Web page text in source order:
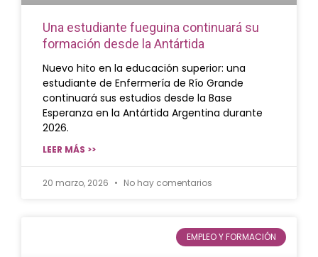
Una estudiante fueguina continuará su
formación desde la Antártida
Nuevo hito en la educación superior: una
estudiante de Enfermería de Río Grande
continuará sus estudios desde la Base
Esperanza en la Antártida Argentina durante
2026.
LEER MÁS >>
20 marzo, 2026 No hay comentarios
EMPLEO Y FORMACIÓN